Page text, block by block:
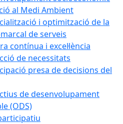
al Medi Ambient
i optimització de la
de serveis
contínua i excel·lència
de necessitats
presa de decisions del
de desenvolupament
(ODS)